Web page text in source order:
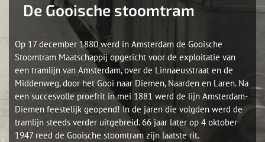
De Gooische stoomtram
Op 17 december 1880 werd in Amsterdam de Gooische
Stoomtram Maatschappij opgericht voor de exploitatie van
een tramlijn van Amsterdam, over de Linnaeusstraat en de
Middenweg, door het Gooi naar Diemen, Naarden en Laren. Na
een succesvolle proefrit in mei 1881 werd de lijn Amsterdam-
Diemen feestelijk geopend! In de jaren die volgden werd de
tramlijn steeds verder uitgebreid. 66 jaar later op 4 oktober
1947 reed de Gooische stoomtram zijn laatste rit.